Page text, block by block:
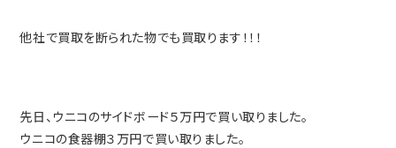
他社で買取を断られた物でも買取ります！！！
先日、ウニコのサイドボード５万円で買い取りました。
ウニコの食器棚３万円で買い取りました。